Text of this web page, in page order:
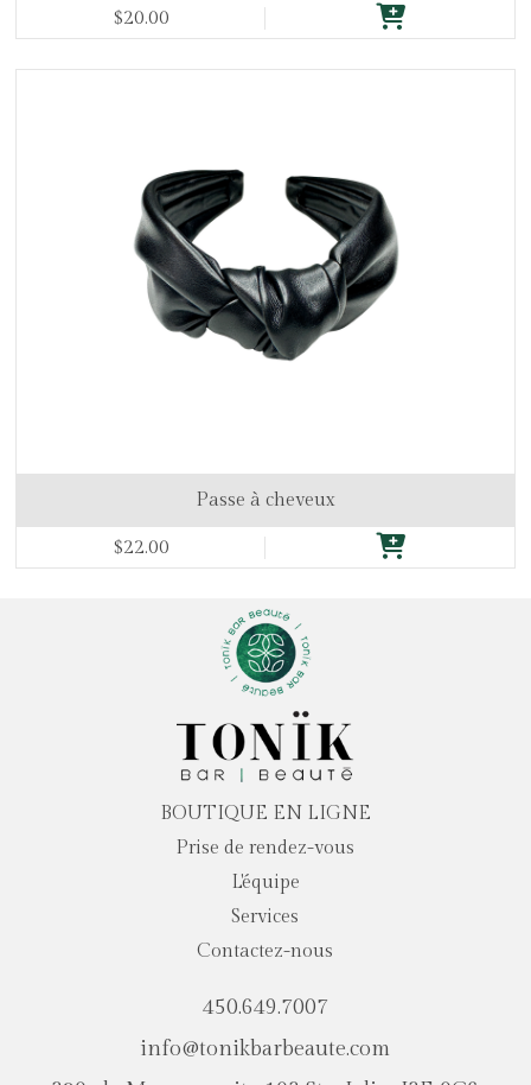
$20.00
Passe à cheveux
$22.00
BOUTIQUE EN LIGNE
Prise de rendez-vous
L'équipe
Services
Contactez-nous
450.649.7007
info@tonikbarbeaute.com